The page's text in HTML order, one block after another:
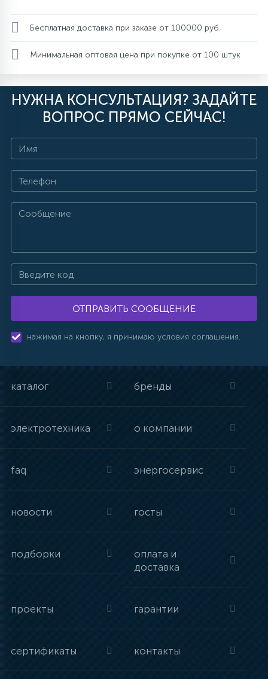
Бесплатная доставка при заказе от 100000 руб.
Минимальная оптовая цена при покупке от 100 штук
НУЖНА КОНСУЛЬТАЦИЯ? ЗАДАЙТЕ
ВОПРОС ПРЯМО СЕЙЧАС!
ОТПРАВИТЬ СООБЩЕНИЕ
нажимая на кнопку, я принимаю условия соглашения.
каталог бренды
электротехника о компании
faq энергосервис
новости госты
подборки
оплата и
доставка
проекты гарантии
сертификаты контакты